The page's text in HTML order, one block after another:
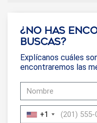
¿No has
buscas?
Explícanos cuáles
encontraremos las
+1